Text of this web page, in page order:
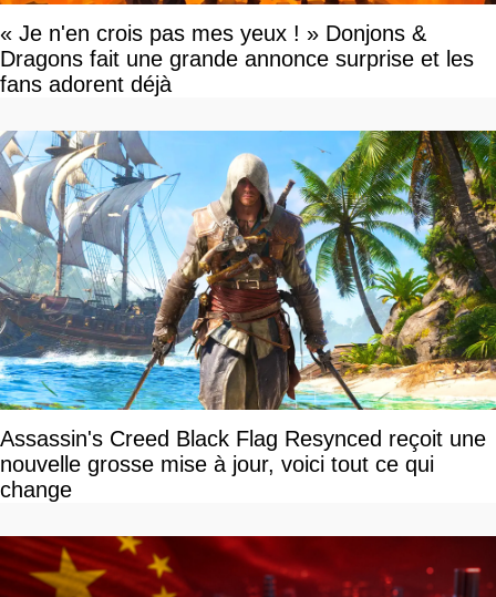
« Je n'en crois pas mes yeux ! » Donjons &
Dragons fait une grande annonce surprise et les
fans adorent déjà
Assassin's Creed Black Flag Resynced reçoit une
nouvelle grosse mise à jour, voici tout ce qui
change